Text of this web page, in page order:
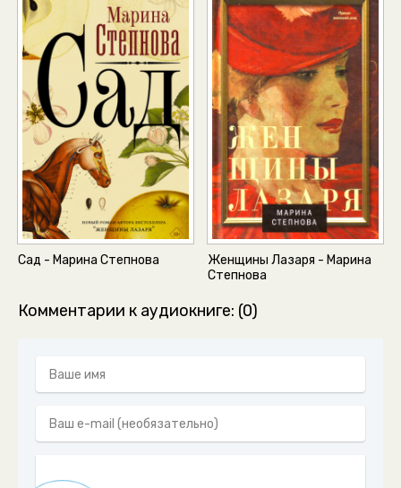
Сад - Марина Степнова
Женщины Лазаря - Марина
Степнова
Комментарии к аудиокниге: (0)